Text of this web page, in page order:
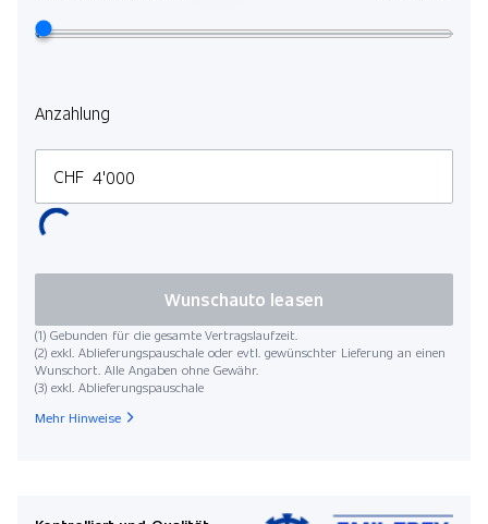
Anzahlung
CHF
(1) Gebunden für die gesamte Vertragslaufzeit.
(2) exkl. Ablieferungspauschale oder evtl. gewünschter Lieferung an einen
Wunschort. Alle Angaben ohne Gewähr.
(3) exkl. Ablieferungspauschale
Wunschauto leasen
Mehr Hinweise